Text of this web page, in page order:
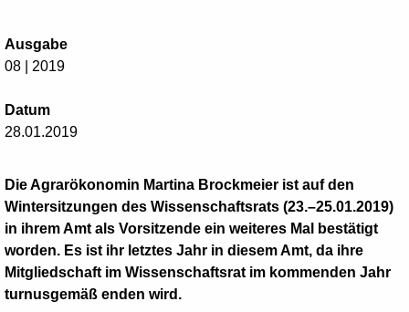
Ausgabe
08 | 2019
Datum
28.01.2019
Die Agrarökonomin Martina Brockmeier ist auf den
Wintersitzungen des Wissenschaftsrats (23.–25.01.2019)
in ihrem Amt als Vorsitzende ein weiteres Mal bestätigt
worden. Es ist ihr letztes Jahr in diesem Amt, da ihre
Mitgliedschaft im Wissenschaftsrat im kommenden Jahr
turnusgemäß enden wird.